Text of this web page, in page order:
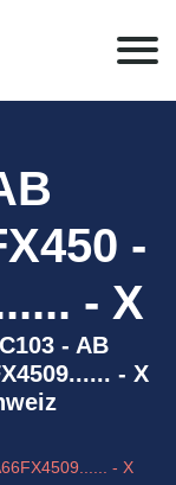
-
- X
- AB
- X
- X